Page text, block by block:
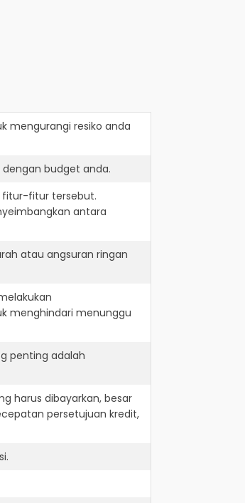
mengurangi resiko anda
budget anda.
fitur-fitur tersebut.
antara
atau angsuran ringan
menghindari menunggu
penting adalah
harus dibayarkan, besar
persetujuan kredit,